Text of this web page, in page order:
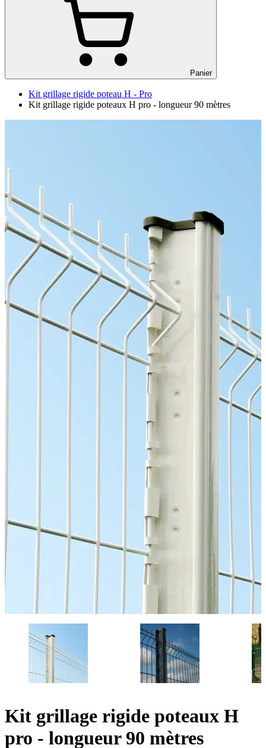
Panier
Kit grillage rigide poteau H - Pro
Kit grillage rigide poteaux H pro - longueur 90 mètres
Kit grillage rigide poteaux H
pro - longueur 90 mètres